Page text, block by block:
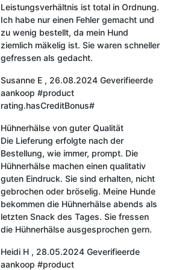
Leistungsverhältnis ist total in Ordnung.
Ich habe nur einen Fehler gemacht und
zu wenig bestellt, da mein Hund
ziemlich mäkelig ist. Sie waren schneller
gefressen als gedacht.
Susanne E , 26.08.2024 Geverifieerde
aankoop #product
rating.hasCreditBonus#
Hühnerhälse von guter Qualität
Die Lieferung erfolgte nach der
Bestellung, wie immer, prompt. Die
Hühnerhälse machen einen qualitativ
guten Eindruck. Sie sind erhalten, nicht
gebrochen oder bröselig. Meine Hunde
bekommen die Hühnerhälse abends als
letzten Snack des Tages. Sie fressen
die Hühnerhälse ausgesprochen gern.
Heidi H , 28.05.2024 Geverifieerde
aankoop #product